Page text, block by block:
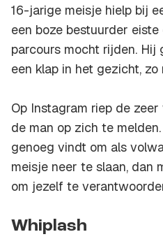
16-jarige meisje hielp bij
een boze bestuurder
parcours mocht rijden. Hij
een klap in het gezicht, zo
Op Instagram riep de
de man op zich te
genoeg vindt om als
meisje neer te slaan, dan
om jezelf te
Whiplash